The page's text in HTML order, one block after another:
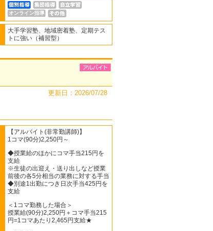
オンライン指導
大手学習塾、地域密着塾、定期テス
トに強い（補習型）
更新日：2026/07/28
【アルバイト(非常勤講師)】
1コマ(90分)2,250円～
◆授業給のほかにコマ手当215円を
支給
※生徒の出迎え・送り出しなど授業
前後の各5分相当の業務に対する手当
◆別途1出勤につき日次手当425円を
支給
＜1コマ勤務した場合＞
授業給(90分)2,250円＋コマ手当215
円=1コマあたり2,465円支給★